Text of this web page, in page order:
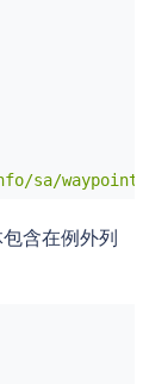
sa/waypoint"
含在例外列